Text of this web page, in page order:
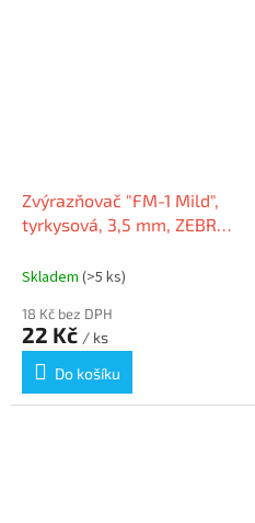
Zvýrazňovač "FM-1 Mild",
tyrkysová, 3,5 mm, ZEBRA
Skladem (>5 ks)
18 Kč bez DPH
22 Kč / ks
Do košíku